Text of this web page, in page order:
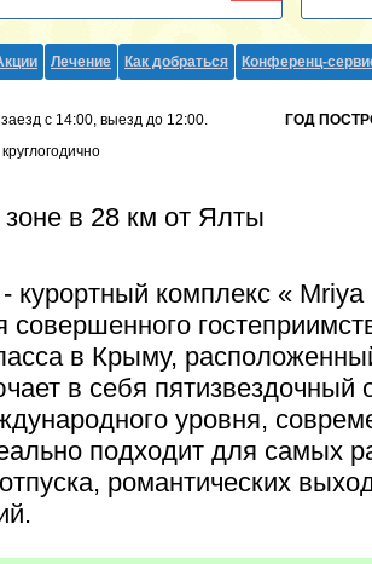
Лечение Как добраться Конференц-
заезд с 14:00, выезд до 12:00.
ГОД
круглогодично
зоне в 28 км от Ялты
курортный комплекс «
в Крыму,
в себя пятизвездочный
уровня,
подходит для самых
романтических